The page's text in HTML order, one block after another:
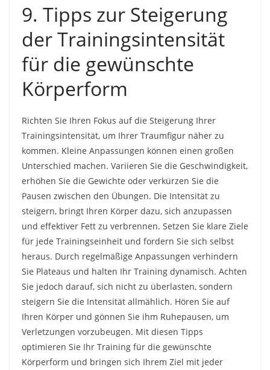
9. Tipps zur Steigerung
der Trainingsintensität
für die gewünschte
Körperform
Richten Sie Ihren Fokus auf die Steigerung Ihrer
Trainingsintensität, um Ihrer Traumfigur näher zu
kommen. Kleine Anpassungen können einen großen
Unterschied machen. Variieren Sie die Geschwindigkeit,
erhöhen Sie die Gewichte oder verkürzen Sie die
Pausen zwischen den Übungen. Die Intensität zu
steigern, bringt Ihren Körper dazu, sich anzupassen
und effektiver Fett zu verbrennen. Setzen Sie klare Ziele
für jede Trainingseinheit und fordern Sie sich selbst
heraus. Durch regelmäßige Anpassungen verhindern
Sie Plateaus und halten Ihr Training dynamisch. Achten
Sie jedoch darauf, sich nicht zu überlasten, sondern
steigern Sie die Intensität allmählich. Hören Sie auf
Ihren Körper und gönnen Sie ihm Ruhepausen, um
Verletzungen vorzubeugen. Mit diesen Tipps
optimieren Sie Ihr Training für die gewünschte
Körperform und bringen sich Ihrem Ziel mit jeder